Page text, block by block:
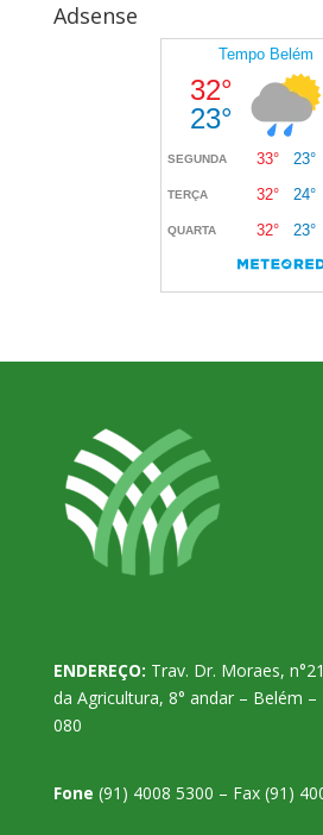
Adsense
ENDEREÇO: Trav. Dr. Moraes,
da Agricultura, 8° andar – Belém –
080
Fone (91) 4008 5300 – Fax (91)